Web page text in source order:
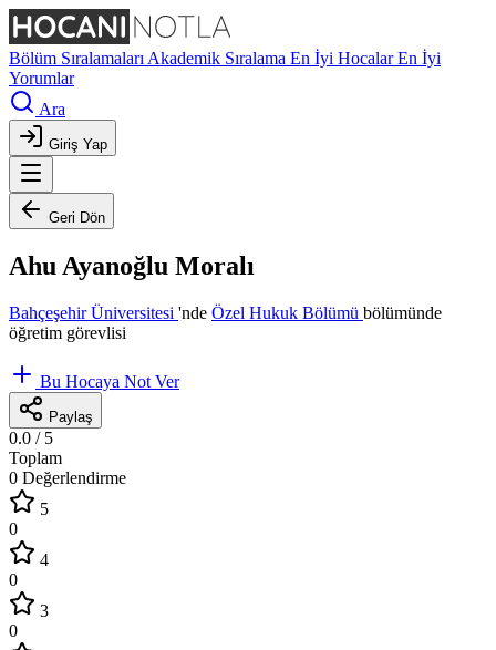
Bölüm Sıralamaları Akademik Sıralama En İyi HocalarEn İyi
Yorumlar
Ara
Giriş Yap
Geri Dön
Ahu Ayanoğlu Moralı
Bahçeşehir Üniversitesi 'nde Özel Hukuk Bölümü bölümünde
öğretim görevlisi
Bu Hocaya Not Ver
Paylaş
0.0 / 5
Toplam
0 Değerlendirme
5
0
4
0
3
0